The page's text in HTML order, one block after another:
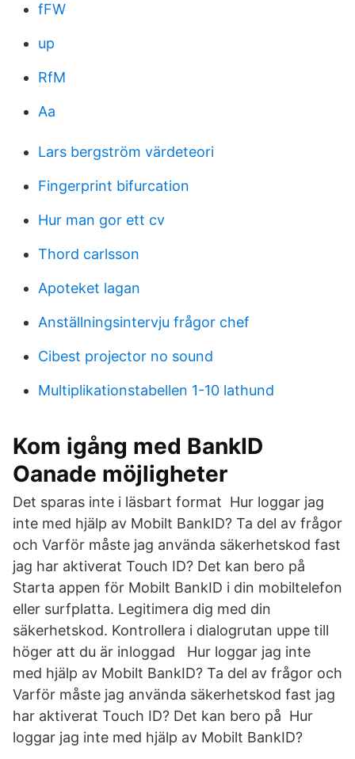
fFW
up
RfM
Aa
Lars bergström värdeteori
Fingerprint bifurcation
Hur man gor ett cv
Thord carlsson
Apoteket lagan
Anställningsintervju frågor chef
Cibest projector no sound
Multiplikationstabellen 1-10 lathund
Kom igång med BankID
Oanade möjligheter
Det sparas inte i läsbart format Hur loggar jag
inte med hjälp av Mobilt BankID? Ta del av frågor
och Varför måste jag använda säkerhetskod fast
jag har aktiverat Touch ID? Det kan bero på
Starta appen för Mobilt BankID i din mobiltelefon
eller surfplatta. Legitimera dig med din
säkerhetskod. Kontrollera i dialogrutan uppe till
höger att du är inloggad Hur loggar jag inte
med hjälp av Mobilt BankID? Ta del av frågor och
Varför måste jag använda säkerhetskod fast jag
har aktiverat Touch ID? Det kan bero på Hur
loggar jag inte med hjälp av Mobilt BankID?